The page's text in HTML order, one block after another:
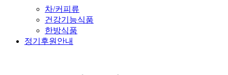
차/커피류
건강기능식품
한방식품
정기후원안내